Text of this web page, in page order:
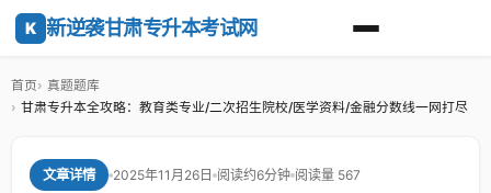
K 新逆袭甘肃专升本考试网
首页
真题题库
甘肃专升本全攻略：教育类专业/二次招生院校/医学资料/金融分数线一网打尽
文章详情 2025年11月26日 阅读约6分钟 阅读量 567